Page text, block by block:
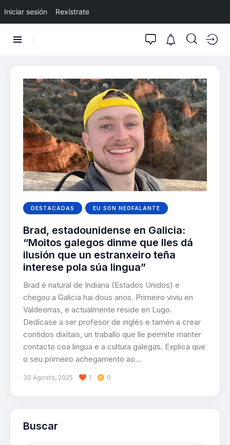
Iniciar sesión Rexístrate
DESTACADAS EU SON NEOFALANTE
Brad, estadounidense en Galicia:
“Moitos galegos dinme que lles dá
ilusión que un estranxeiro teña
interese pola súa lingua”
Brad é natural de Indiana (Estados Unidos) e
chegou a Galicia hai dous anos. Primeiro viviu en
Valdeorras, e actualmente reside en Lugo.
Dedícase a ser profesor de inglés e tamén a crear
contidos dixitais, un traballo que lle permite manter
contacto coa lingua e a cultura galegas. Explica que
o seu primeiro achegamento ao…
30 Agosto, 2025 1 0
Buscar